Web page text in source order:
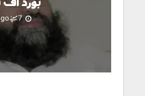
بورڈ
7 مہینے ago